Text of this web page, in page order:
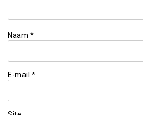
Naam *
E-mail *